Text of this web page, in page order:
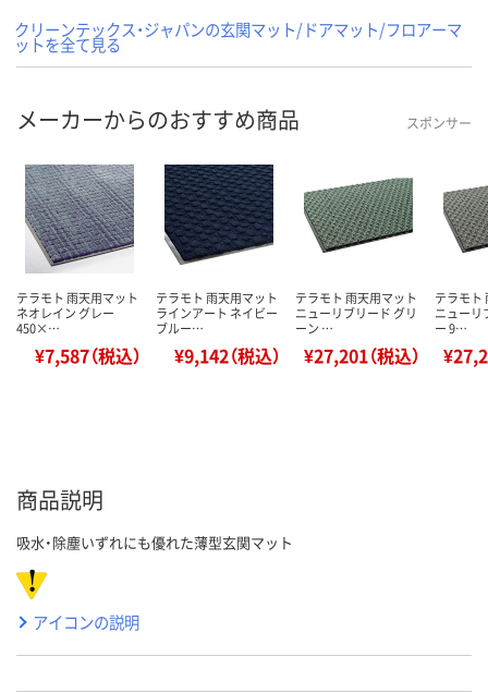
クリーンテックス・ジャパンの玄関マット/ドアマット/フロアーマ
ットを全て見る
メーカーからのおすすめ商品 スポンサー
テラモト 雨天用マット
ネオレイン グレー
450×…
¥7,587（税込）
テラモト 雨天用マット
ラインアート ネイビー
ブルー…
¥9,142（税込）
テラモト 雨天用マット
ニューリブリード グリ
ーン …
¥27,201（税込）
テラモト
ニューリ
ー 9…
商品説明
吸水・除塵いずれにも優れた薄型玄関マット
アイコンの説明